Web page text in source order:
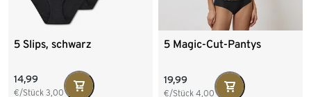
5 Slips, schwarz
14,99
€/Stück 3,00
5 Magic-Cut-Pantys
19,99
€/Stück 4,00